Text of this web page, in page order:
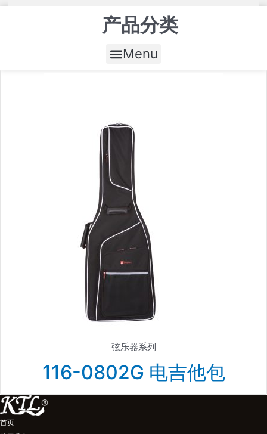
产品分类
Menu
弦乐器系列
116-0802G 电吉他包
首页